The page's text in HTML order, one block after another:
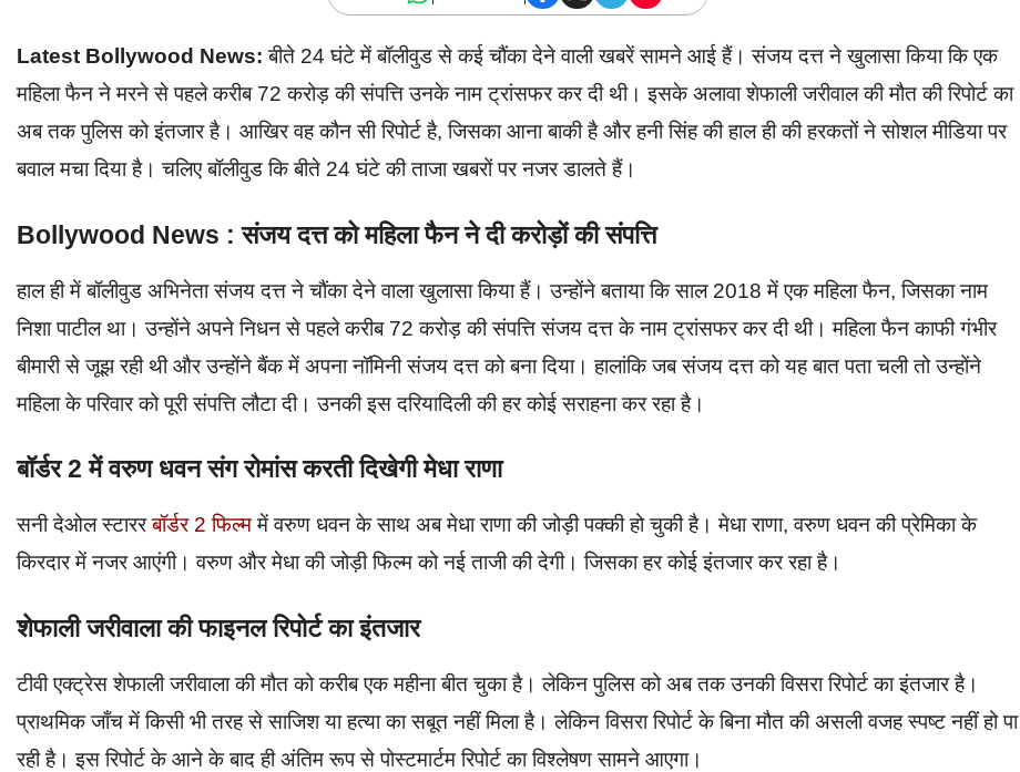
Latest Bollywood News: बीते 24 घंटे में बॉलीवुड से कई चौंका देने वाली खबरें सामने आई हैं। संजय दत्त ने खुलासा किया कि एक
महिला फैन ने मरने से पहले करीब 72 करोड़ की संपत्ति उनके नाम ट्रांसफर कर दी थी। इसके अलावा शेफाली जरीवाल की मौत की रिपोर्ट का
अब तक पुलिस को इंतजार है। आखिर वह कौन सी रिपोर्ट है, जिसका आना बाकी है और हनी सिंह की हाल ही की हरकतों ने सोशल मीडिया पर
बवाल मचा दिया है। चलिए बॉलीवुड कि बीते 24 घंटे की ताजा खबरों पर नजर डालते हैं।
Bollywood News : संजय दत्त को महिला फैन ने दी करोड़ों की संपत्ति
हाल ही में बॉलीवुड अभिनेता संजय दत्त ने चौंका देने वाला खुलासा किया हैं। उन्होंने बताया कि साल 2018 में एक महिला फैन, जिसका नाम
निशा पाटील था। उन्होंने अपने निधन से पहले करीब 72 करोड़ की संपत्ति संजय दत्त के नाम ट्रांसफर कर दी थी। महिला फैन काफी गंभीर
बीमारी से जूझ रही थी और उन्होंने बैंक में अपना नॉमिनी संजय दत्त को बना दिया। हालांकि जब संजय दत्त को यह बात पता चली तो उन्होंने
महिला के परिवार को पूरी संपत्ति लौटा दी। उनकी इस दरियादिली की हर कोई सराहना कर रहा है।
बॉर्डर 2 में वरुण धवन संग रोमांस करती दिखेगी मेधा राणा
सनी देओल स्टाररबॉर्डर 2 फिल्ममें वरुण धवन के साथ अब मेधा राणा की जोड़ी पक्की हो चुकी है। मेधा राणा, वरुण धवन की प्रेमिका के
किरदार में नजर आएंगी। वरुण और मेधा की जोड़ी फिल्म को नई ताजी की देगी। जिसका हर कोई इंतजार कर रहा है।
शेफाली जरीवाला की फाइनल रिपोर्ट का इंतजार
टीवी एक्ट्रेस शेफाली जरीवाला की मौत को करीब एक महीना बीत चुका है। लेकिन पुलिस को अब तक उनकी विसरा रिपोर्ट का इंतजार है।
प्राथमिक जाँच में किसी भी तरह से साजिश या हत्या का सबूत नहीं मिला है। लेकिन विसरा रिपोर्ट के बिना मौत की असली वजह स्पष्ट नहीं हो पा
रही है। इस रिपोर्ट के आने के बाद ही अंतिम रूप से पोस्टमार्टम रिपोर्ट का विश्लेषण सामने आएगा।